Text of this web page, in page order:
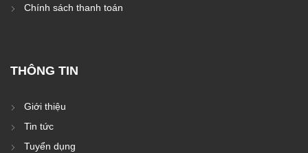
Chính sách thanh toán
THÔNG TIN
Giới thiệu
Tin tức
Tuyển dụng